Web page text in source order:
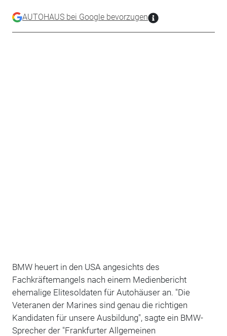
AUTOHAUS bei Google bevorzugen
BMW heuert in den USA angesichts des
Fachkräftemangels nach einem Medienbericht
ehemalige Elitesoldaten für Autohäuser an. "Die
Veteranen der Marines sind genau die richtigen
Kandidaten für unsere Ausbildung", sagte ein BMW-
Sprecher der "Frankfurter Allgemeinen